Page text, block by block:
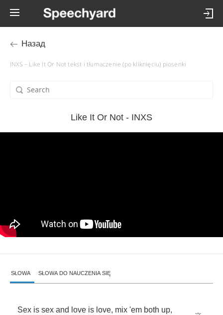
Назад
INXS – Like It Or Not tekst i tłumaczenie (po kliknięciu) piosenki
Like It Or Not - INXS
SŁOWA SŁOWA DO NAUCZENIA SIĘ
Sex is sex and love is love, mix 'em both up,